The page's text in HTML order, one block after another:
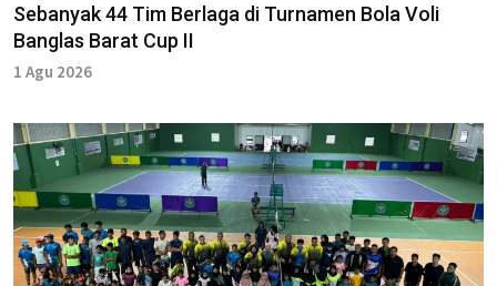
Sebanyak 44 Tim Berlaga di Turnamen Bola Voli
Banglas Barat Cup II
1 Agu 2026